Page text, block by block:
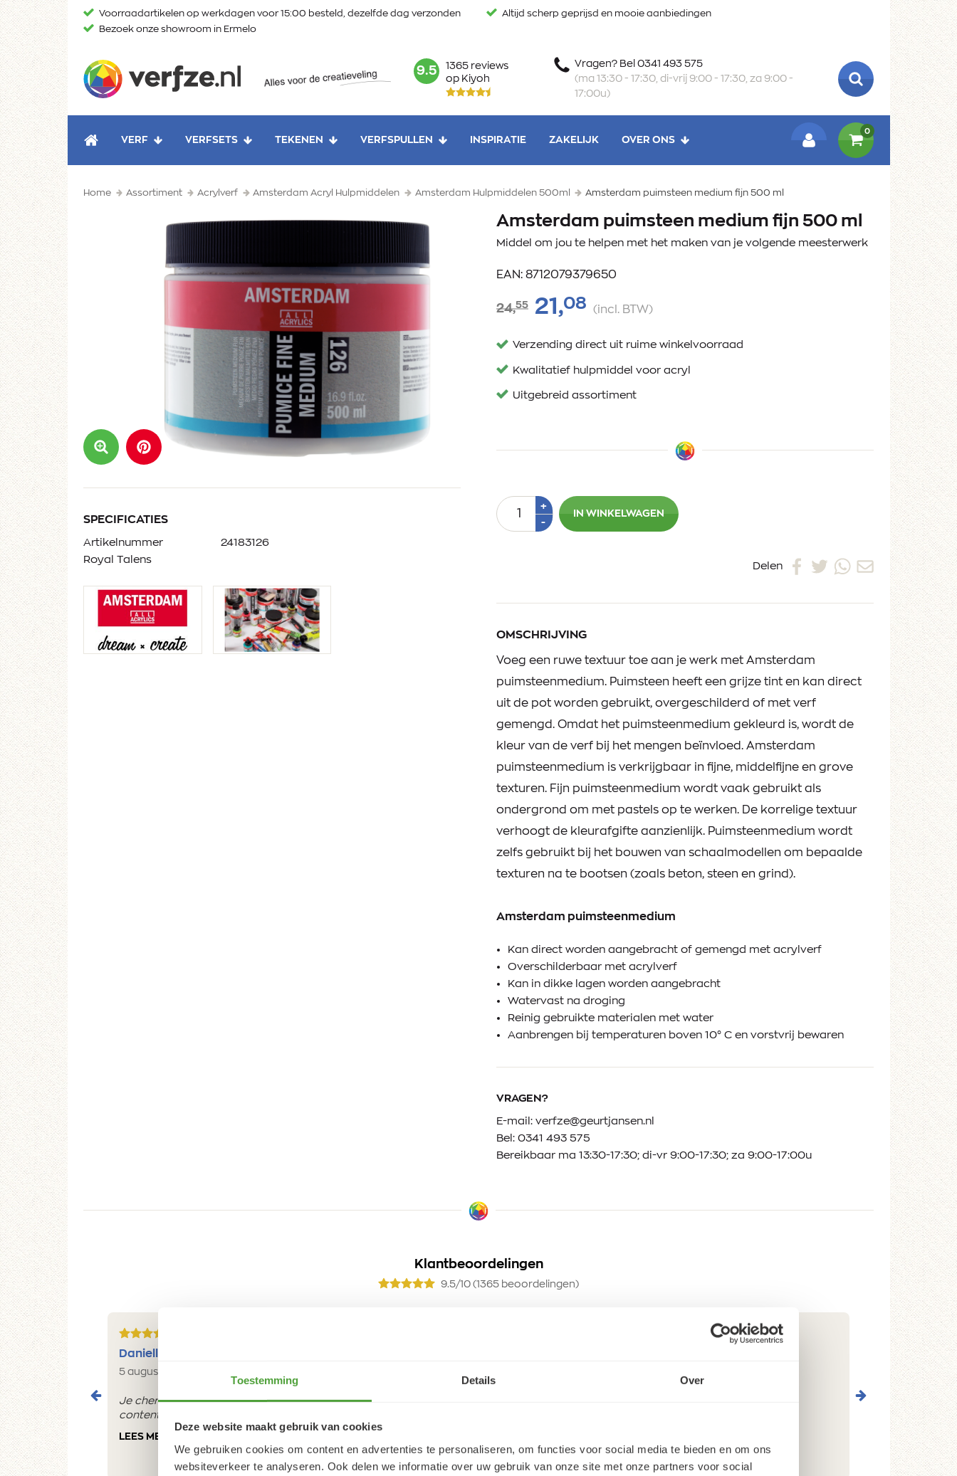
Toestemming Details Over
Deze website maakt gebruik van cookies
We gebruiken cookies om content en advertenties te personaliseren, om functies voor social media te bieden en om ons
websiteverkeer te analyseren. Ook delen we informatie over uw gebruik van onze site met onze partners voor social
naar
Voorraadartikelen op werkdagen voor 15:00 besteld, dezelfde dag verzonden
Altijd scherp geprijsd en mooie aanbiedingen
Bezoek onze showroom in Ermelo
mark:
9.5
1365 reviews
op Kiyoh
Vragen? Bel 0341 493 575
(ma 13:30 - 17:30, di-vrij 9:00 - 17:30, za 9:00 -
17:00u)
ZOEKEN
HOME
VERF VERFSETS TEKENEN VERFSPULLEN INSPIRATIE ZAKELIJK
OVER ONS
0
Home Assortiment Acrylverf Amsterdam Acryl Hulpmiddelen Amsterdam Hulpmiddelen 500ml Amsterdam puimsteen medium fijn 500 ml
SPECIFICATIES
Artikelnummer
Royal Talens
24183126
Amsterdam puimsteen medium fijn 500 ml
Middel om jou te helpen met het maken van je volgende meesterwerk
EAN: 8712079379650
24,55 21,08 (incl. BTW)
Verzending direct uit ruime winkelvoorraad
Kwalitatief hulpmiddel voor acryl
Uitgebreid assortiment
Aantal +Plus
1
-Min
IN WINKELWAGEN
Delen
OMSCHRIJVING
Voeg een ruwe textuur toe aan je werk met Amsterdam
puimsteenmedium. Puimsteen heeft een grijze tint en kan direct
uit de pot worden gebruikt, overgeschilderd of met verf
gemengd. Omdat het puimsteenmedium gekleurd is, wordt de
kleur van de verf bij het mengen beïnvloed. Amsterdam
puimsteenmedium is verkrijgbaar in fijne, middelfijne en grove
texturen. Fijn puimsteenmedium wordt vaak gebruikt als
ondergrond om met pastels op te werken. De korrelige textuur
verhoogt de kleurafgifte aanzienlijk. Puimsteenmedium wordt
zelfs gebruikt bij het bouwen van schaalmodellen om bepaalde
texturen na te bootsen (zoals beton, steen en grind).
Amsterdam puimsteenmedium
Kan direct worden aangebracht of gemengd met acrylverf
Overschilderbaar met acrylverf
Kan in dikke lagen worden aangebracht
Watervast na droging
Reinig gebruikte materialen met water
Aanbrengen bij temperaturen boven 10° C en vorstvrij bewaren
VRAGEN?
E-mail: verfze@geurtjansen.nl
Bel: 0341 493 575
Bereikbaar ma 13:30-17:30; di-vr 9:00-17:30; za 9:00-17:00u
Klantbeoordelingen
9.5/10 (1365 beoordelingen)
Danielle ROCH
5 augustus 2026
Je cherche un magasin pour mes peintureet j'ai trouvé très
contente du résultat
LEES MEER